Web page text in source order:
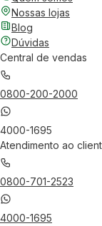
Nossas lojas
Blog
Dúvidas
Central de vendas
0800-200-2000
4000-1695
Atendimento ao
0800-701-2523
4000-1695